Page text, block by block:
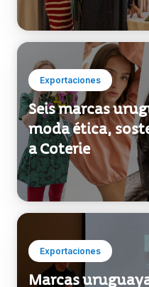
Expertas
sostenibilidad y
de la moda
Exportaciones
Seis marcas
moda ética,